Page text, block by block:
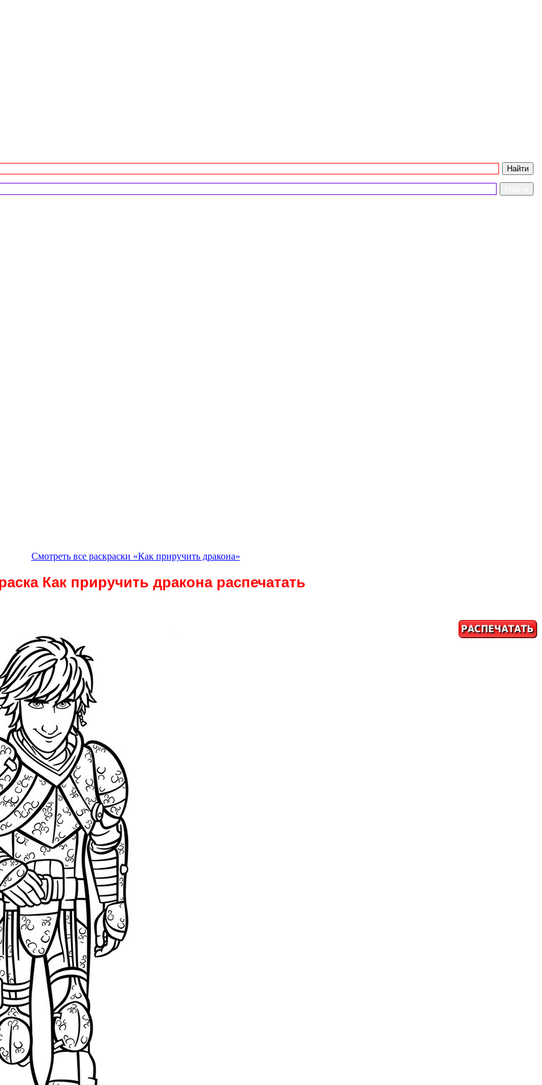
Смотреть все раскраски «Как приручить дракона»
Как приручить дракона распечатать